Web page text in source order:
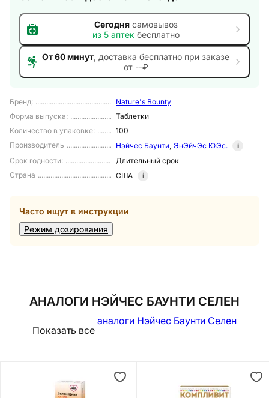
Бренд:
Nature's Bounty
Форма выпуска:
Таблетки
Количество в упаковке:
100
Производитель
Нэйчес Баунти, ЭнЭйчЭс Ю.Эс.
i
Срок годности:
Длительный срок
Страна
США i
Часто ищут в инструкции
Режим дозирования
Сегоднясамовывоз
из 5 аптек бесплатно
От 60 минут, доставка бесплатно при заказе
от --₽
АНАЛОГИ НЭЙЧЕС БАУНТИ СЕЛЕН
Показать все
аналоги Нэйчес Баунти Селен